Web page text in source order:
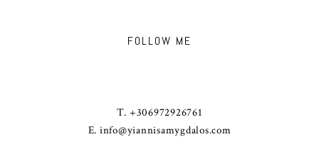
FOLLOW ME
T. +306972926761
E. info@yiannisamygdalos.com